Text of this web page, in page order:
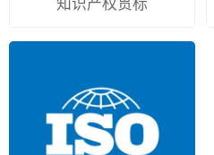
知识产权贯标